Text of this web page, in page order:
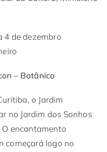
4 de dezembro
– Botânico
o Jardim
no Jardim dos Sonhos
encantamento
começará logo no